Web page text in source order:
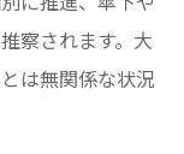
察されます。大
は無関係な状況